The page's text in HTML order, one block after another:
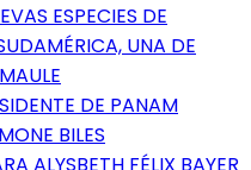
ESPECIES DE
UNA DE
DE PANAM
BILES
ALYSBETH FÉLIX BAYER